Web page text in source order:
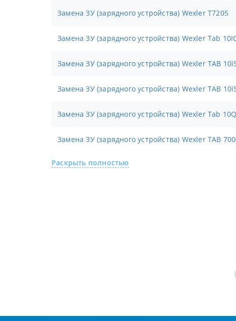
Замена ЗУ (зарядного устройства) Wexler T7205
Замена ЗУ (зарядного устройства) Wexler Tab
Замена ЗУ (зарядного устройства) Wexler TAB
Замена ЗУ (зарядного устройства) Wexler TAB
Замена ЗУ (зарядного устройства) Wexler Tab 10Q
Замена ЗУ (зарядного устройства) Wexler TAB
Раскрыть полностью